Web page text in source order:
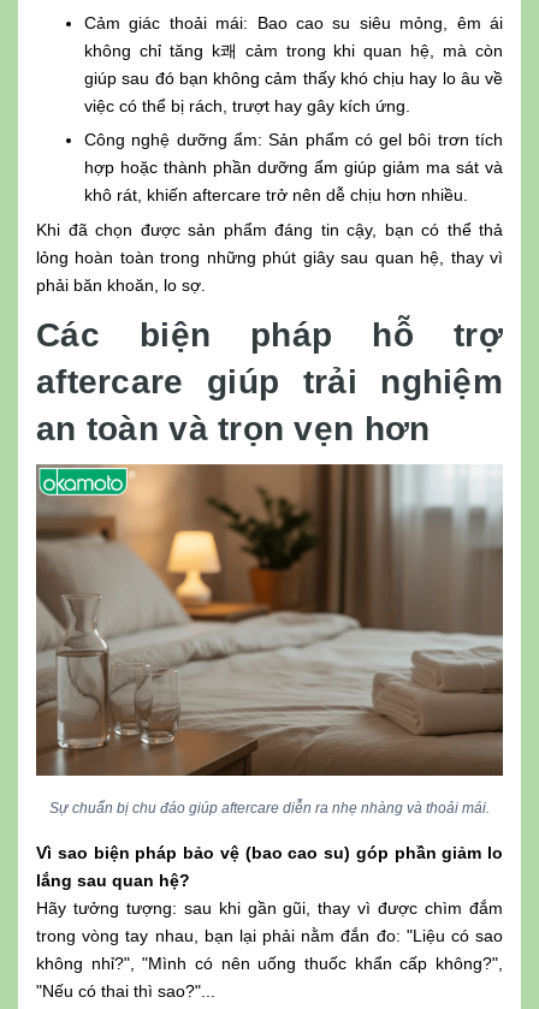
Cảm giác thoải mái: Bao cao su siêu mỏng, êm ái
không chỉ tăng k쾌 cảm trong khi quan hệ, mà còn
giúp sau đó bạn không cảm thấy khó chịu hay lo âu về
việc có thể bị rách, trượt hay gây kích ứng.
Công nghệ dưỡng ẩm: Sản phẩm có gel bôi trơn tích
hợp hoặc thành phần dưỡng ẩm giúp giảm ma sát và
khô rát, khiến aftercare trở nên dễ chịu hơn nhiều.
Khi đã chọn được sản phẩm đáng tin cậy, bạn có thể thả
lỏng hoàn toàn trong những phút giây sau quan hệ, thay vì
phải băn khoăn, lo sợ.
Các biện pháp hỗ trợ
aftercare giúp trải nghiệm
an toàn và trọn vẹn hơn
Sự chuẩn bị chu đáo giúp aftercare diễn ra nhẹ nhàng và thoải mái.
Vì sao biện pháp bảo vệ (bao cao su) góp phần giảm lo
lắng sau quan hệ?
Hãy tưởng tượng: sau khi gần gũi, thay vì được chìm đắm
trong vòng tay nhau, bạn lại phải nằm đắn đo: "Liệu có sao
không nhỉ?", "Mình có nên uống thuốc khẩn cấp không?",
"Nếu có thai thì sao?"...